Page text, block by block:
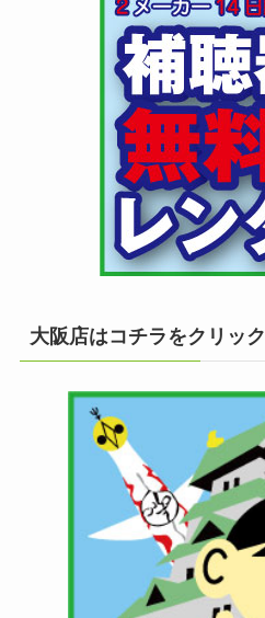
大阪店はコチラをクリック